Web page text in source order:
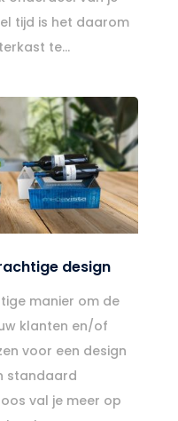
tijd is het daarom
te...
design
manier om de
klanten en/of
voor een design
standaard
val je meer op